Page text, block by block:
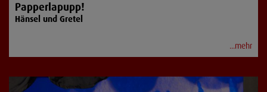
Papperlapupp!
Hänsel und Gretel
...mehr